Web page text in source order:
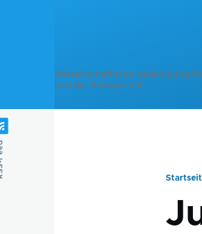
Wissenschaftliche Vereinigung
und der Schweiz e.V.